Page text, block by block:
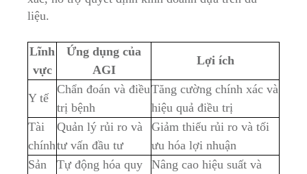
liệu.
Lĩnh
vực
Ứng dụng của
AGI
Lợi ích
Y tế
Chẩn đoán và điều
trị bệnh
Tăng cường chính xác và
hiệu quả điều trị
Tài
chính
Quản lý rủi ro và
tư vấn đầu tư
Giảm thiểu rủi ro và tối
ưu hóa lợi nhuận
Sản
Tự động hóa quy
Nâng cao hiệu suất và